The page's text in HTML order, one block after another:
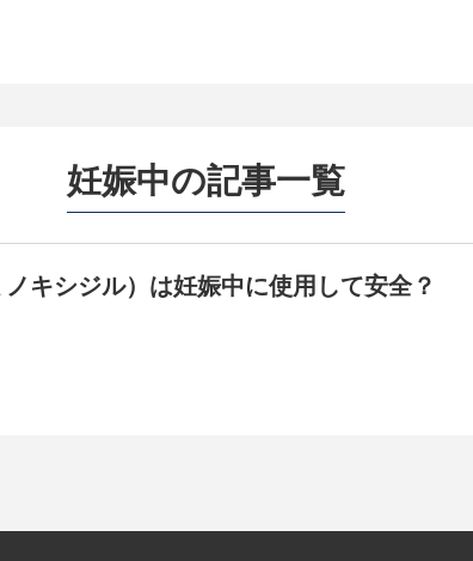
妊娠中の記事一覧
キシジル）は妊娠中に使用して安全？